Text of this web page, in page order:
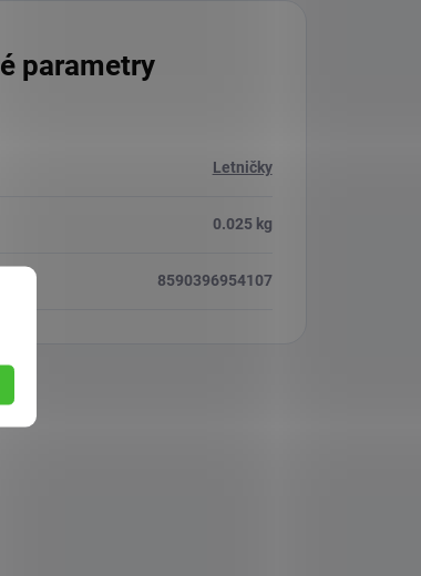
parametry
Letničky
0.025 kg
8590396954107